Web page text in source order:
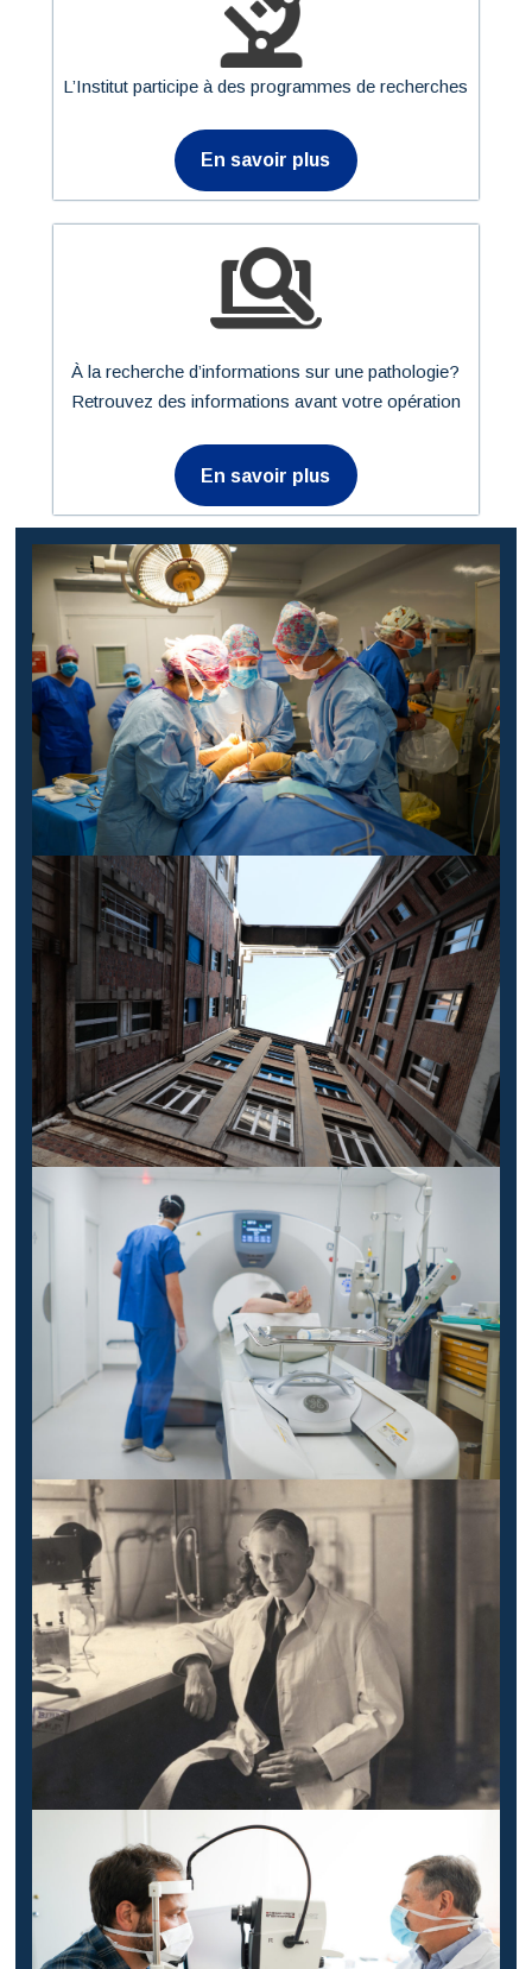
L’Institut participe à des programmes de recherches
En savoir plus
À la recherche d’informations sur une pathologie?
Retrouvez des informations avant votre opération
En savoir plus